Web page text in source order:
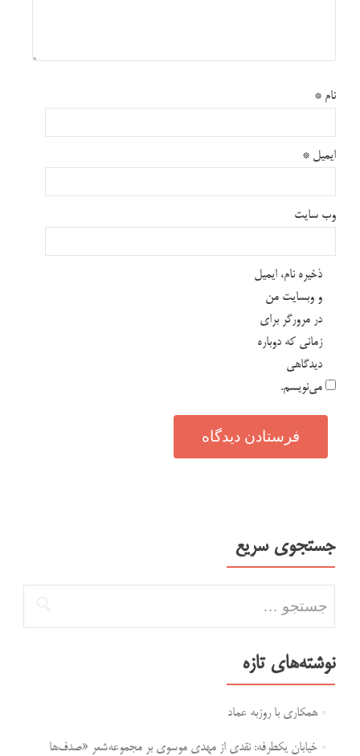
نام *
ایمیل *
وب‌ سایت
ذخیره نام، ایمیل
و وبسایت من
در مرورگر برای
زمانی که دوباره
دیدگاهی
می‌نویسم.
جستجوی سریع
نوشته‌های تازه
همکاری با روزبه عماد
خیابان یکطرفه: نقدی از مهدی موسوی بر مجموعه‌شعر «صدف‌ها